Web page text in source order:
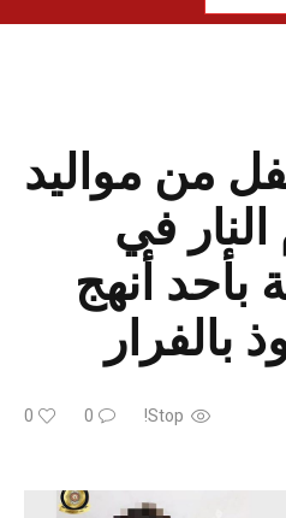
من مواليد
النار في
بأحد أنهج
بالفرار
Stop!
0
0